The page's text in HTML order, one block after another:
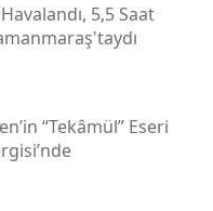
5,5 Saat
“tekâmül” Eseri